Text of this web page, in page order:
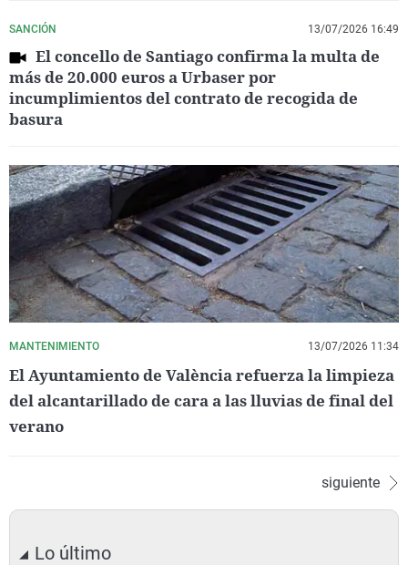
SANCIÓN 13/07/2026 16:49
El concello de Santiago confirma la multa de
más de 20.000 euros a Urbaser por
incumplimientos del contrato de recogida de
basura
MANTENIMIENTO 13/07/2026 11:34
El Ayuntamiento de València refuerza la limpieza
del alcantarillado de cara a las lluvias de final del
verano
siguiente
Lo último